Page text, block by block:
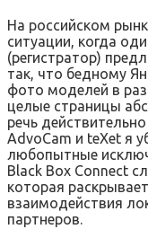
На российском
ситуации, когда
(регистратор)
так, что бедному
фото моделей в
целые страницы
речь
AdvoCam и teXet я
любопытные
Black Box Connect
которая
взаимодействия
партнеров.